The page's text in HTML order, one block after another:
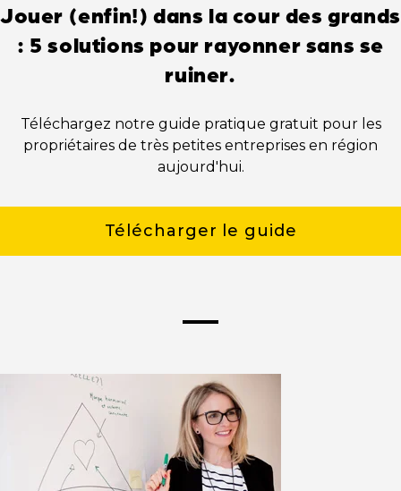
Jouer (enfin!) dans la cour des grands
: 5 solutions pour rayonner sans se
ruiner.
Téléchargez notre guide pratique gratuit pour les
propriétaires de très petites entreprises en région
aujourd'hui.
Télécharger le guide